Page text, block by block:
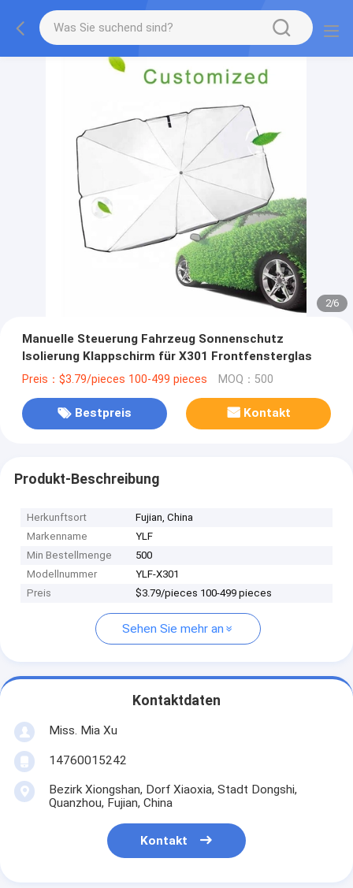
2/6
Manuelle Steuerung Fahrzeug Sonnenschutz
Isolierung Klappschirm für X301 Frontfensterglas
Preis：$3.79/pieces 100-499 pieces MOQ：500
Bestpreis Kontakt
Produkt-Beschreibung
Herkunftsort
Fujian, China
Markenname
YLF
Min Bestellmenge
500
Modellnummer
YLF-X301
Preis
$3.79/pieces 100-499 pieces
Sehen Sie mehr an
Kontaktdaten
Miss. Mia Xu
14760015242
Bezirk Xiongshan, Dorf Xiaoxia, Stadt Dongshi,
Quanzhou, Fujian, China
Kontakt